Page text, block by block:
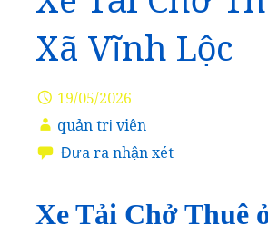
Xã Vĩnh Lộc
19/05/2026
quản trị viên
Đưa ra nhận xét
Xe Tải Chở Thuê